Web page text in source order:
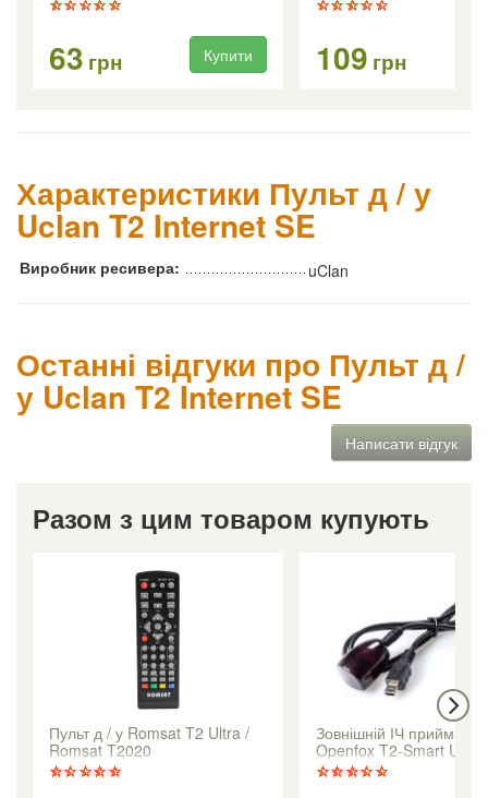
63 грн Купити 109 грн
Характеристики Пульт д / у
Uclan T2 Internet SE
Виробник ресивера: uClan
Останні відгуки про Пульт д /
у Uclan T2 Internet SE
Написати відгук
Разом з цим товаром купують
Пульт д / у Romsat T2 Ultra /
Romsat T2020
Зовнішній ІЧ приймач
Openfox T2-Smart